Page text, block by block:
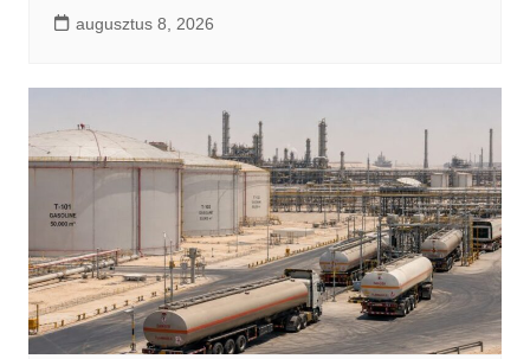
augusztus 8, 2026